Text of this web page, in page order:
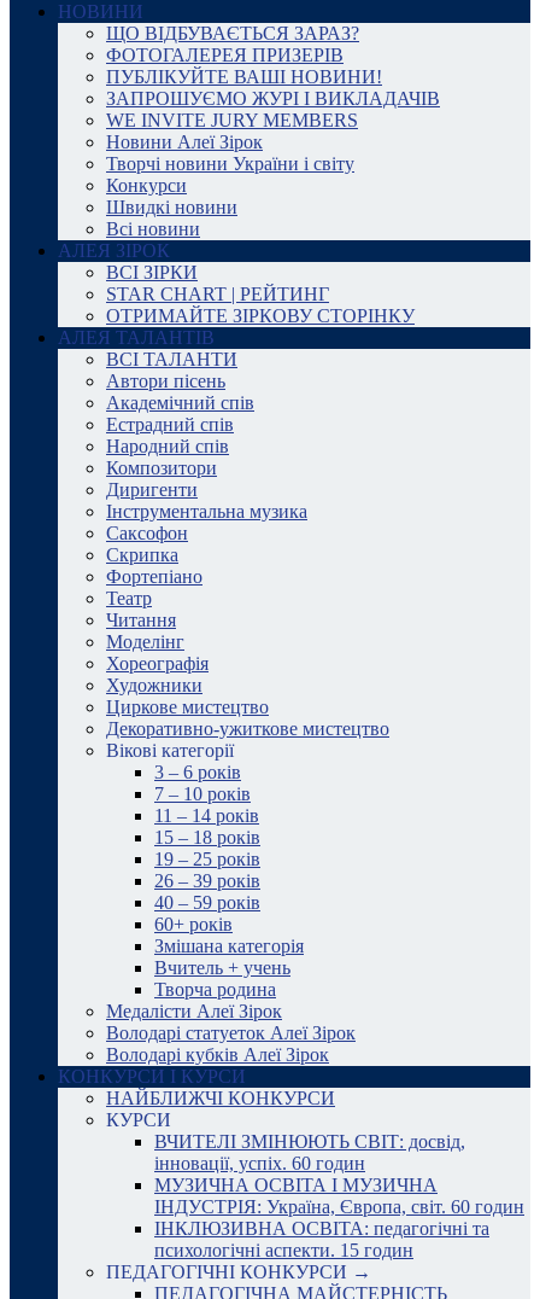
НОВИНИ
ЩО ВІДБУВАЄТЬСЯ ЗАРАЗ?
ФОТОГАЛЕРЕЯ ПРИЗЕРІВ
ПУБЛІКУЙТЕ ВАШІ НОВИНИ!
ЗАПРОШУЄМО ЖУРІ І ВИКЛАДАЧІВ
WE INVITE JURY MEMBERS
Новини Алеї Зірок
Творчі новини України і світу
Конкурси
Швидкі новини
Всі новини
АЛЕЯ ЗІРОК
ВСІ ЗІРКИ
STAR CHART | РЕЙТИНГ
ОТРИМАЙТЕ ЗІРКОВУ СТОРІНКУ
АЛЕЯ ТАЛАНТІВ
ВСІ ТАЛАНТИ
Автори пісень
Академічний спів
Естрадний спів
Народний спів
Композитори
Диригенти
Інструментальна музика
Саксофон
Скрипка
Фортепіано
Театр
Читання
Моделінг
Хореографія
Художники
Циркове мистецтво
Декоративно-ужиткове мистецтво
Вікові категорії
3 – 6 років
7 – 10 років
11 – 14 років
15 – 18 років
19 – 25 років
26 – 39 років
40 – 59 років
60+ років
Змішана категорія
Вчитель + учень
Творча родина
Медалісти Алеї Зірок
Володарі статуеток Алеї Зірок
Володарі кубків Алеї Зірок
КОНКУРСИ І КУРСИ
НАЙБЛИЖЧІ КОНКУРСИ
КУРСИ
ВЧИТЕЛІ ЗМІНЮЮТЬ СВІТ: досвід,
інновації, успіх. 60 годин
МУЗИЧНА ОСВІТА І МУЗИЧНА
ІНДУСТРІЯ: Україна, Європа, світ. 60 годин
ІНКЛЮЗИВНА ОСВІТА: педагогічні та
психологічні аспекти. 15 годин
ПЕДАГОГІЧНІ КОНКУРСИ →
ПЕДАГОГІЧНА МАЙСТЕРНІСТЬ